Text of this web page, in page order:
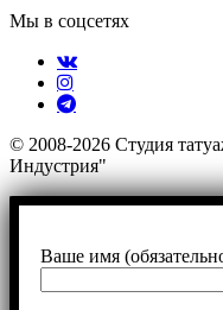
Мы в соцсетях
© 2008-2026 Студия
Индустрия"
Ваше имя